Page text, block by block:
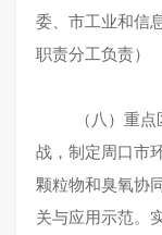
委、市工业和信
职责分工负责）
（八）重
战，制定周口市
颗粒物和臭氧协
关与应用示范。